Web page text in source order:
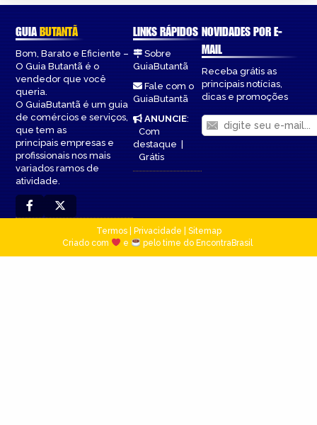
GUIABUTANTÃ
Bom, Barato e Eficiente –
O Guia Butantã é o
vendedor que você
queria.
O GuiaButantã é um guia
de comércios e serviços,
que tem as
principais empresas e
profissionais nos mais
variados ramos de
atividade.
LINKS RÁPIDOS
Sobre
GuiaButantã
Fale com o
GuiaButantã
ANUNCIE:
Com
destaque|
Grátis
NOVIDADES POR E-
MAIL
Receba grátis as
principais notícias,
dicas e promoções
Termos| Privacidade
Sitemap
Criado com
e pelo time do EncontraBrasil